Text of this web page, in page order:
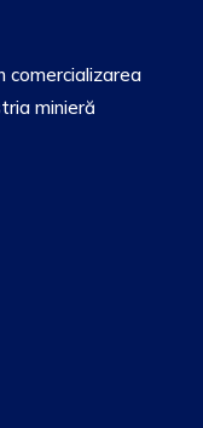
comercializarea
minieră